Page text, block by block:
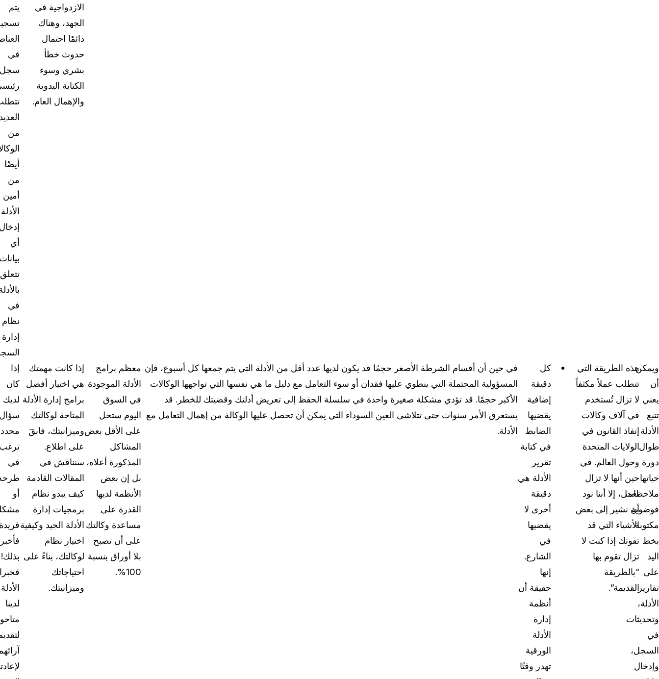
الازدواجية في
الجهد، وهناك
دائمًا احتمال
حدوث خطأ
بشري وسوء
الكتابة اليدوية
والإهمال العام.
يتم
في
سجل
من
أيضًا
من
أمين
الأدلة
أي
تتعلق
في
نظام
إدارة
ويمكن
أن
يعني
تتبع
الأدلة
طوال
دورة
حياتها
ملاحظات
فوضوية
مكتوبة
بخط
اليد
على
تقارير
الأدلة،
وتحديثات
في
السجل،
وإدخال
هذه الطريقة التي
تتطلب عملاً مكثفاً
لا تزال تُستخدم
في آلاف وكالات
إنفاذ القانون في
الولايات المتحدة
وحول العالم. في
حين أنها لا تزال
تعمل، إلا أننا نود
أن نشير إلى بعض
الأشياء التي قد
تفوتك إذا كنت لا
تزال تقوم بها
“بالطريقة
القديمة”.
كل
دقيقة
إضافية
يقضيها
الضابط
في كتابة
تقرير
الأدلة هي
دقيقة
أخرى لا
يقضيها
في
الشارع.
إنها
حقيقة أن
أنظمة
إدارة
الأدلة
الورقية
تهدر وقتًا
في حين أن أقسام الشرطة الأصغر حجمًا قد يكون لديها عدد أقل من الأدلة التي يتم جمعها كل أسبوع، فإن
المسؤولية المحتملة التي ينطوي عليها فقدان أو سوء التعامل مع دليل ما هي نفسها التي تواجهها الوكالات
الأكبر حجمًا. قد تؤدي مشكلة صغيرة واحدة في سلسلة الحفظ إلى تعريض أدلتك وقضيتك للخطر. قد
يستغرق الأمر سنوات حتى تتلاشى العين السوداء التي يمكن أن تحصل عليها الوكالة من إهمال التعامل مع
الأدلة.
معظم برامج
الأدلة الموجودة
في السوق
اليوم ستحل
على الأقل بعض
المشاكل
المذكورة أعلاه،
بل إن بعض
الأنظمة لديها
القدرة على
مساعدة وكالتك
على أن تصبح
بلا أوراق بنسبة
100%.
إذا كانت مهمتك
هي اختيار أفضل
برامج إدارة الأدلة
المتاحة لوكالتك
وميزانيتك، فابقَ
على اطلاع.
سنناقش في
المقالات القادمة
كيف يبدو نظام
برمجيات إدارة
الأدلة الجيد وكيفية
اختيار نظام
لوكالتك، بناءً على
احتياجاتك
وميزانيتك.
إذا
كان
لديك
محدد
في
أو
بذلك!
الأدلة
لدينا